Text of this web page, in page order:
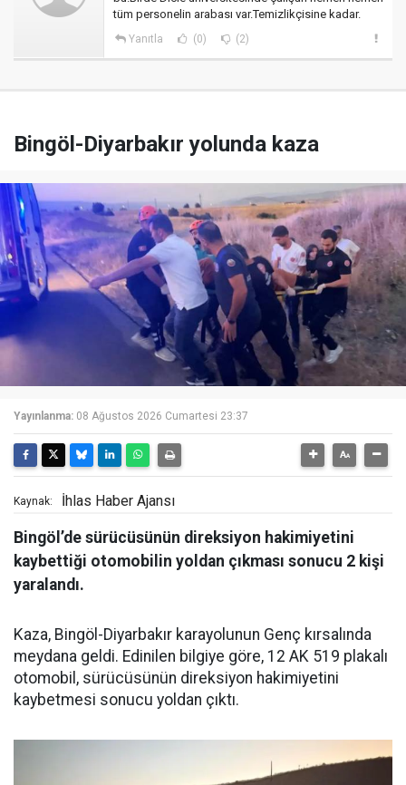
tüm personelin arabası var.Temizlikçisine kadar.
Yanıtla (0) (2)
Bingöl-Diyarbakır yolunda kaza
Yayınlanma: 08 Ağustos 2026 Cumartesi 23:37
Kaynak: İhlas Haber Ajansı
Bingöl’de sürücüsünün direksiyon hakimiyetini
kaybettiği otomobilin yoldan çıkması sonucu 2 kişi
yaralandı.
Kaza, Bingöl-Diyarbakır karayolunun Genç kırsalında
meydana geldi. Edinilen bilgiye göre, 12 AK 519 plakalı
otomobil, sürücüsünün direksiyon hakimiyetini
kaybetmesi sonucu yoldan çıktı.